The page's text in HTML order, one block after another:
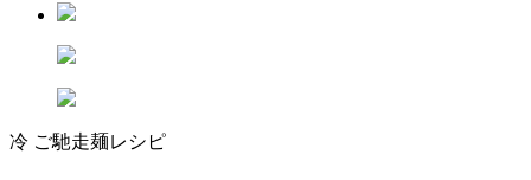
冷 ご馳走麺レシピ